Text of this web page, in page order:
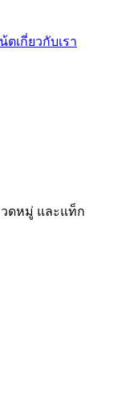
ตเกี่ยวกับเรา
ดหมู่ และแท็ก